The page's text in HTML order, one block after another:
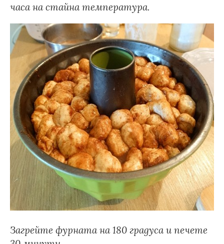
часа на стайна температура.
Загрейте фурната на 180 градуса и печете